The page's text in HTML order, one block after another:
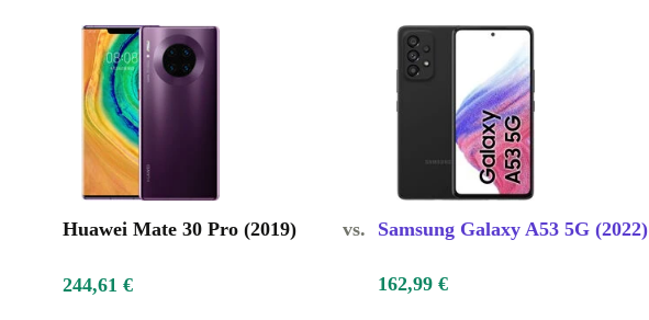
Huawei Mate 30 Pro (2019) vs. Samsung Galaxy A53 5G (2022)
244,61 € 162,99 €